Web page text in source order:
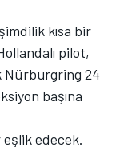
kısa bir
pilot,
Nürburgring 24
başına
edecek.